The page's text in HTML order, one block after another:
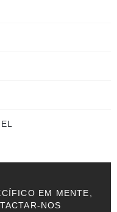
EM MENTE,
NOS